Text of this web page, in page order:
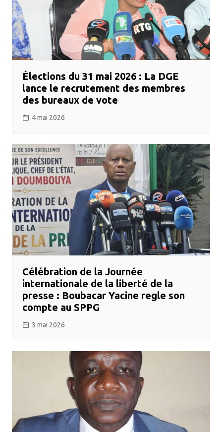
Élections du 31 mai 2026 : La DGE
lance le recrutement des membres
des bureaux de vote
4 mai 2026
Célébration de la Journée
internationale de la liberté de la
presse : Boubacar Yacine regle son
compte au SPPG
3 mai 2026